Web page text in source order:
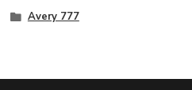
Avery 777